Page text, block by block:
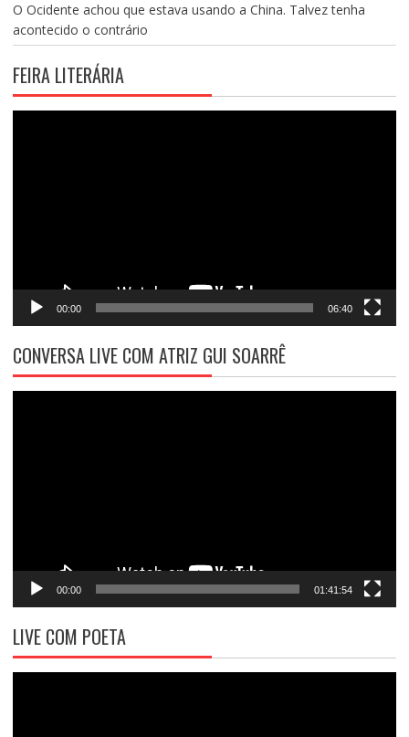
O Ocidente achou que estava usando a China. Talvez tenha
acontecido o contrário
FEIRA LITERÁRIA
00:00 06:40
CONVERSA LIVE COM ATRIZ GUI SOARRÊ
00:00 01:41:54
LIVE COM POETA